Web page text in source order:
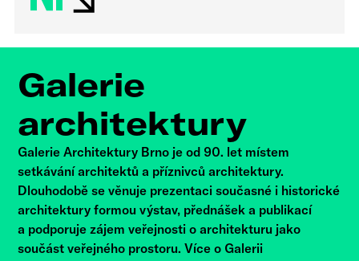
Galerie
architektury
Galerie Architektury Brno je od 90. let místem
setkávání architektů a příznivců architektury.
Dlouhodobě se věnuje prezentaci současné i historické
architektury formou výstav, přednášek a publikací
a podporuje zájem veřejnosti o architekturu jako
součást veřejného prostoru. Více o Galerii